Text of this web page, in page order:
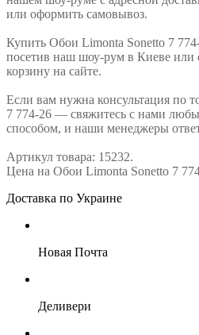
или оформить самовывоз.
Купить Обои Limonta Sonetto 7
посетив наш шоу-рум в Киеве или
корзину на сайте.
Если вам нужна консультация по
7 774-26 — свяжитесь с нами
способом, и наши менеджеры
Артикул товара: 15232.
Цена на Обои Limonta Sonetto 7
Доставка по Украине
Новая Почта
Деливери